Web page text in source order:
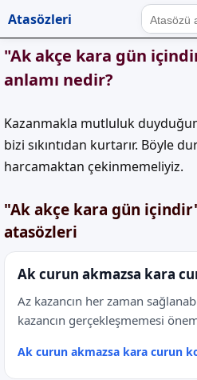
Atasözleri
"Ak akçe kara gün
anlamı nedir?
Kazanmakla mutluluk
bizi sıkıntıdan kurtarır. Böyle
harcamaktan çekinmemeliyiz.
"Ak akçe kara gün
atasözleri
Ak curun akmazsa kara
Az kazancın her zaman
kazancın gerçekleşmemesi
Ak curun akmazsa kara curun